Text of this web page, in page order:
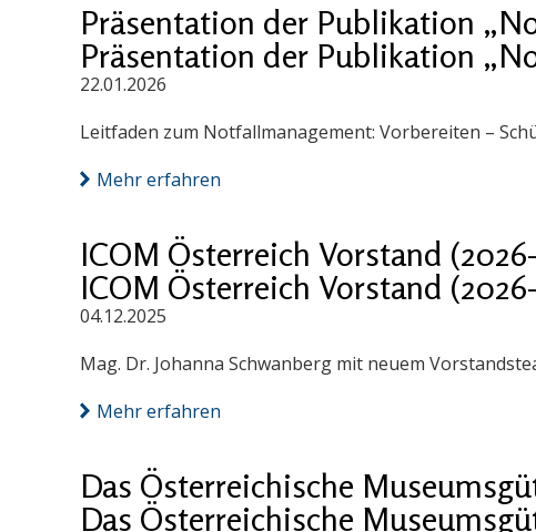
Präsentation der Publikation
Präsentation der Publikation
22.01.2026
Leitfaden zum Notfallmanagement: Vorbereiten –
Mehr erfahren
ICOM Österreich Vorstand
ICOM Österreich Vorstand
04.12.2025
Mag. Dr. Johanna Schwanberg mit neuem
Mehr erfahren
Das Österreichische
Das Österreichische